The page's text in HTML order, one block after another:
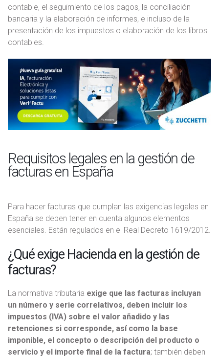
contable, el seguimiento de los pagos, la conciliación
bancaria y la elaboración de informes, e incluso de la
presentación de los impuestos o elaboración de los libros
contables.
Requisitos legales en la gestión de
facturas en España
Para hacer facturas que cumplan las exigencias legales en
España se deben tener en cuenta algunos elementos
esenciales. Están regulados en el Real Decreto 1619/2012.
¿Qué exige Hacienda en la gestión de
facturas?
La normativa tributaria exige que las facturas incluyan
un número y serie correlativos, deben incluir los
impuestos (IVA) sobre el valor añadido y las
retenciones si corresponde, así como la base
imponible, el concepto o descripción del producto o
servicio y el importe final de la factura; también deben